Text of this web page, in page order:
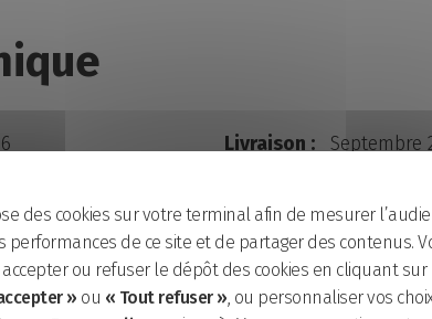
Livraison : Septembre
Maître d’ouvrage/
:
Nantes Habitat
paysagiste
Adresse :
des cookies sur votre terminal afin de mesurer
performances de ce site et de partager des contenus.
ou refuser le dépôt des cookies en cliquant sur
» ou « Tout refuser » , ou personnaliser vos